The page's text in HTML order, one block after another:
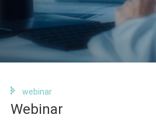
webinar
Webinar